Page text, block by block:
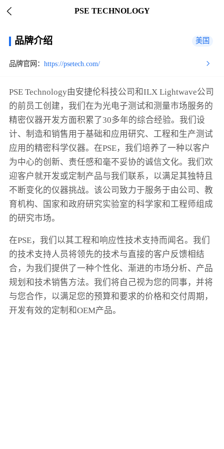
PSE TECHNOLOGY
品牌介绍 美国
品牌官网： https://psetech.com/
PSE Technology由安捷伦科技公司和ILX Lightwave公司
的前员工创建，我们在为光电子测试和测量市场服务的
精密仪器开发方面积累了30多年的综合经验。我们设
计、制造和销售用于基础和应用研究、工程和生产测试
应用的精密科学仪器。在PSE，我们培养了一种以客户
为中心的创新、责任感和毫不妥协的诚信文化。我们欢
迎客户就开发或定制产品与我们联系，以满足其独特且
不断变化的仪器挑战。该公司致力于服务于由公司、教
育机构、国家和政府研究实验室的科学家和工程师组成
的研究市场。
在PSE，我们以其工程和响应性技术支持而闻名。我们
的技术支持人员将领先的技术与直接的客户反馈相结
合，为我们提供了一种个性化、渐进的市场分析、产品
规划和技术销售方法。我们将自己视为您的同事，并将
与您合作，以满足您的预算和要求的价格和交付周期，
开发有效的定制和OEM产品。